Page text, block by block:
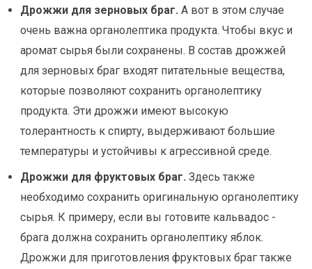
Дрожжи для зерновых браг. А вот в этом случае
очень важна органолептика продукта. Чтобы вкус и
аромат сырья были сохранены. В состав дрожжей
для зерновых браг входят питательные вещества,
которые позволяют сохранить органолептику
продукта. Эти дрожжи имеют высокую
толерантность к спирту, выдерживают большие
температуры и устойчивы к агрессивной среде.
Дрожжи для фруктовых браг. Здесь также
необходимо сохранить оригинальную органолептику
сырья. К примеру, если вы готовите кальвадос -
брага должна сохранить органолептику яблок.
Дрожжи для приготовления фруктовых браг также